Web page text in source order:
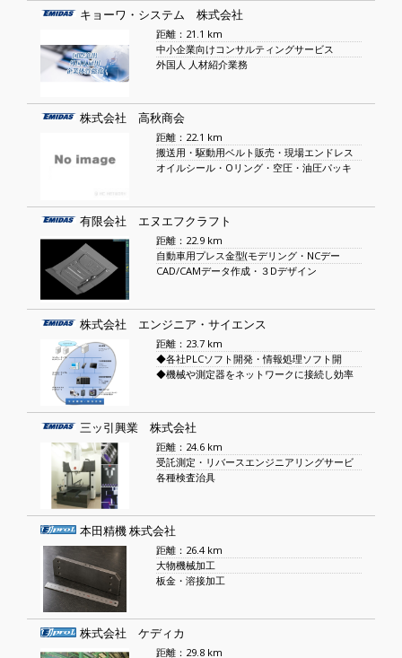
キョーワ・システム 株式会社
距離：21.1 km
中小企業向けコンサルティングサービス
外国人 人材紹介業務
株式会社 高秋商会
距離：22.1 km
搬送用・駆動用ベルト販売・現場エンドレス
オイルシール・Oリング・空圧・油圧パッキ
有限会社 エヌエフクラフト
距離：22.9 km
自動車用プレス金型(モデリング・NCデー
CAD/CAMデータ作成・３Dデザイン
株式会社 エンジニア・サイエンス
距離：23.7 km
◆各社PLCソフト開発・情報処理ソフト開
◆機械や測定器をネットワークに接続し効率
三ッ引興業 株式会社
距離：24.6 km
受託測定・リバースエンジニアリングサービ
各種検査治具
本田精機 株式会社
距離：26.4 km
大物機械加工
板金・溶接加工
株式会社 ケディカ
距離：29.8 km